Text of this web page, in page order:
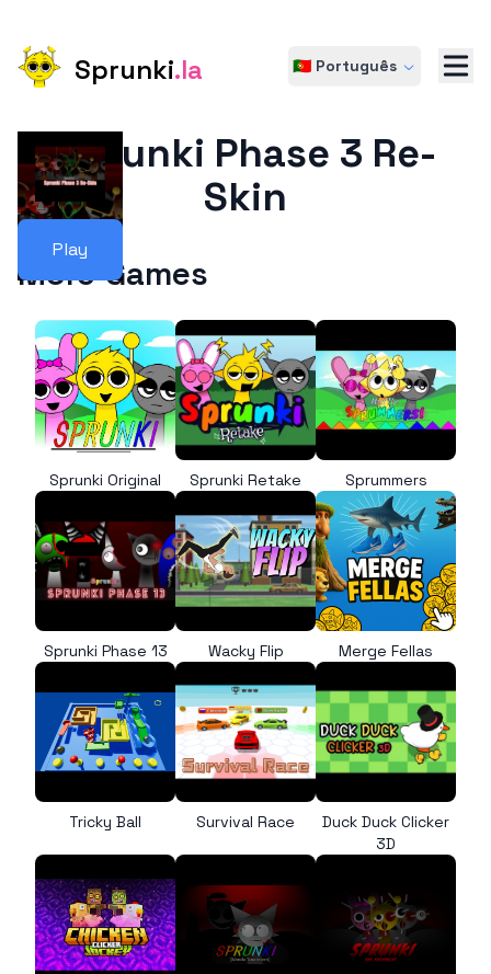
Sprunki.la 🇵🇹 Português
Play
Sprunki Phase 3 Re-
Skin
More Games
Sprunki Original Sprunki Retake Sprummers
Sprunki Phase 13 Wacky Flip Merge Fellas
Tricky Ball Survival Race
Duck Duck Clicker
3D